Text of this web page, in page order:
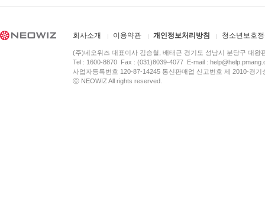
회사소개 이용약관 개인정보처리방침 청소년보호
(주)네오위즈 대표이사 김승철, 배태근 경기도 성남시 분당구 대왕
Tel : 1600-8870 Fax : (031)8039-4077 E-mail :
사업자등록번호 120-87-14245 통신판매업 신고번호 제 2010-경
ⓒ NEOWIZ All rights reserved.